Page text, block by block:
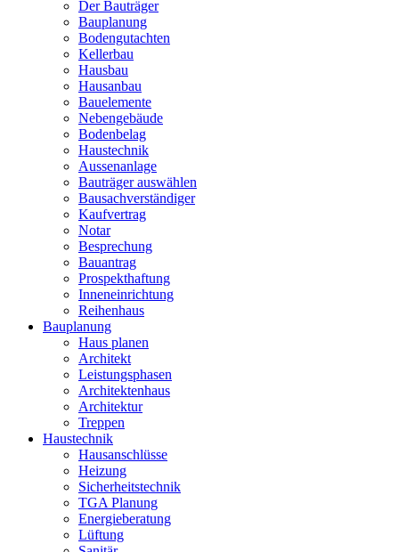
Der Bauträger
Bauplanung
Bodengutachten
Kellerbau
Hausbau
Hausanbau
Bauelemente
Nebengebäude
Bodenbelag
Haustechnik
Aussenanlage
Bauträger auswählen
Bausachverständiger
Kaufvertrag
Notar
Besprechung
Bauantrag
Prospekthaftung
Inneneinrichtung
Reihenhaus
Bauplanung
Haus planen
Architekt
Leistungsphasen
Architektenhaus
Architektur
Treppen
Haustechnik
Hausanschlüsse
Heizung
Sicherheitstechnik
TGA Planung
Energieberatung
Lüftung